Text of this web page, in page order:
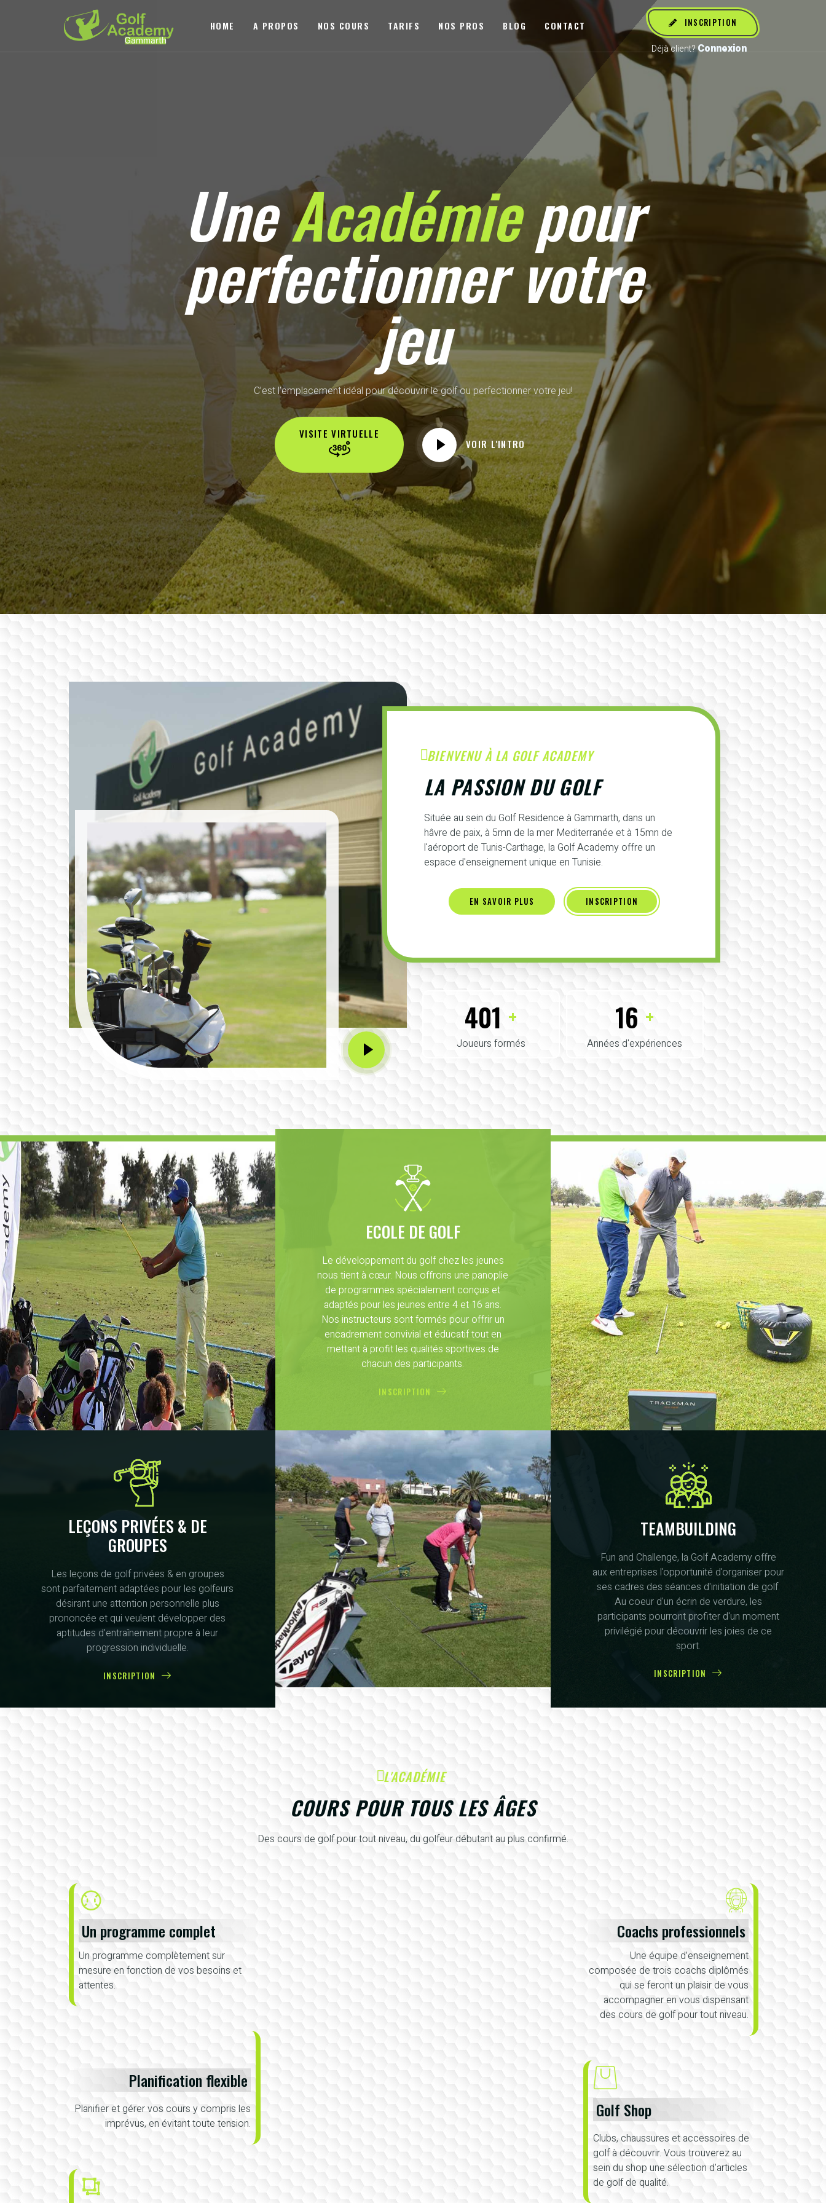
HOME A PROPOS NOS COURS TARIFS NOS PROS BLOG CONTACT INSCRIPTION
Déjà client?Connexion
UneAcadémiepour
perfectionner votre
jeu
C’est l'emplacement idéal pour découvrir le golf ou perfectionner votre jeu!
VISITE VIRTUELLE
VOIR L'INTRO
BIENVENU À LA GOLF ACADEMY
LA PASSION DU GOLF
Située au sein du Golf Residence à Gammarth, dans un
hâvre de paix, à 5mn de la mer Mediterranée et à 15mn de
l'aéroport de Tunis-Carthage, la Golf Academy offre un
espace d'enseignement unique en Tunisie.
EN SAVOIR PLUS INSCRIPTION
425 +
Joueurs formés
16 +
Années d'expériences
ECOLE DE GOLF
Le développement du golf chez les jeunes
nous tient à cœur. Nous offrons une panoplie
de programmes spécialement conçus et
adaptés pour les jeunes entre 4 et 16 ans.
Nos instructeurs sont formés pour offrir un
encadrement convivial et éducatif tout en
mettant à profit les qualités sportives de
chacun des participants.
INSCRIPTION
LEÇONS PRIVÉES & DE
GROUPES
Les leçons de golf privées & en groupes
sont parfaitement adaptées pour les golfeurs
désirant une attention personnelle plus
prononcée et qui veulent développer des
aptitudes d'entraînement propre à leur
progression individuelle.
INSCRIPTION
TEAMBUILDING
Fun and Challenge, la Golf Academy offre
aux entreprises l'opportunité d'organiser pour
ses cadres des séances d'initiation de golf.
Au coeur d'un écrin de verdure, les
participants pourront profiter d'un moment
privilégié pour découvrir les joies de ce
sport.
INSCRIPTION
L'ACADÉMIE
COURS POUR TOUS LES ÂGES
Des cours de golf pour tout niveau, du golfeur débutant au plus confirmé.
Un programme complet
Un programme complètement sur
mesure en fonction de vos besoins et
attentes.
Planification flexible
Planifier et gérer vos cours y compris les
imprévus, en évitant toute tension.
Coachs professionnels
Une équipe d’enseignement
composée de trois coachs diplômés
qui se feront un plaisir de vous
accompagner en vous dispensant
des cours de golf pour tout niveau.
Golf Shop
Clubs, chaussures et accessoires de
golf à découvrir. Vous trouverez au
sein du shop une sélection d’articles
de golf de qualité.